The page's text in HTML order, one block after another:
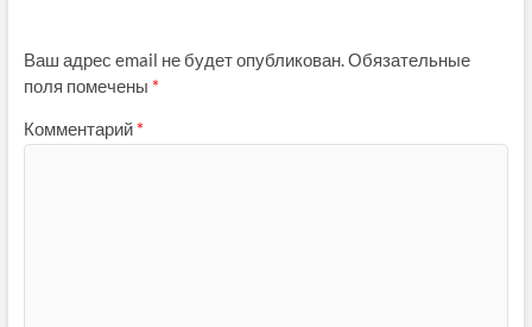
Ваш адрес email не будет опубликован.Обязательные
поля помечены *
Комментарий *